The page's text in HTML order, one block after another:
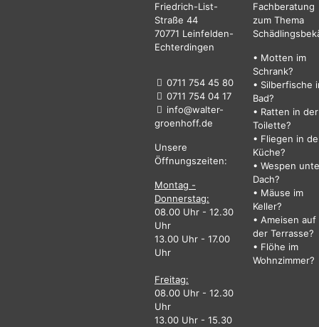
Friedrich-List-
Straße 44
70771 Leinfelden-
Echterdingen
0711 754 45 80
0711 754 04 17
info@walter-
groenhoff.de
Unsere
Öffnungszeiten:
Montag -
Donnerstag:
08.00 Uhr - 12.30
Uhr
13.00 Uhr - 17.00
Uhr
Freitag:
08.00 Uhr - 12.30
Uhr
13.00 Uhr - 15.30
Fachberatung
zum Thema
• Motten im
Schrank?
• Silberfische
Bad?
• Ratten in der
Toilette?
• Fliegen in
Küche?
• Wespen
Dach?
• Mäuse im
Keller?
• Ameisen auf
der Terrasse?
• Flöhe im
Wohnzimmer?